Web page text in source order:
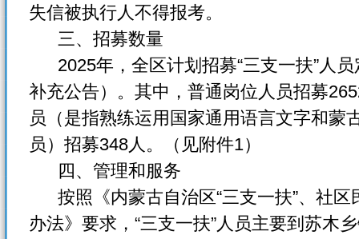
失信被执行人不得报考。
三、招募数量
2025年，全区计划招募“三支一扶”人员
补充公告）。其中，普通岗位人员招募
员（是指熟练运用国家通用语言文字和蒙
员）招募348人。（见附件1）
四、管理和服务
按照《内蒙古自治区“三支一扶”、社区
办法》 要求，“三支一扶”人员主要到苏木